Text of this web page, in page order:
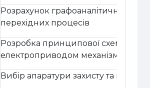
Розрахунок графоаналітичним
перехідних процесів
Розробка принципової схеми
електроприводом механізму
Вибір апаратури захисту та